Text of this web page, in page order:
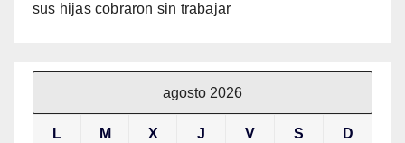
sus hijas cobraron sin trabajar
agosto 2026
L M X J V S D